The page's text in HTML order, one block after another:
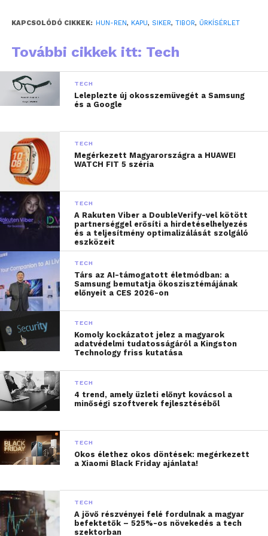
fényjelenséget. Ezek az első felhők feletti
Földmegfigyelési kísérlet keretében figyeltek meg
és azonosítottak. Hozzátette, hogy számos
felvételhez később kapnak hozzáférést, de a
meglévőkben is számítanak további FEF
kísérlet már nem zárul eredménytelenül, hiszen a
gyűrűlidérceken kívül sok villámfény is
egyértelműen látható a képkockákon. Az űrből
készült felvételek egyebek mellett várhatóan a földi
villámészlelő hálózatok észlelési hatásfokának
ellenőrzésére, valamint a zivatarok elektromos
aktivitásának az éghajlatkutatásban való
felhasználására is alkalmasak lesznek.
A HUN-REN Rényi Alfréd Matematikai
Kutatóintézetnek egy új nyomkövetési módszerrel
kapcsolatos méréseket végzett az űrben Kapu Tibor.
Kornyik Miklós, a projekt vezetője, a kutatóintézet
egy hosszabb mérésre is volt lehetőség, amelyben 2
teljes orbit alatti kalibrációs adatot mentett le az
applikációjuk. „Mindkét esetben az adatbázist
sikeresen feltöltötte Tibor az Axiom felhőjébe. Az
KAPCSOLÓDÓ CIKKEK: HUN-REN, KAPU, SIKER, TIBOR, ŰRKÍSÉRLET
További cikkek itt: Tech
TECH
Leleplezte új okosszemüvegét a Samsung
és a Google
TECH
Megérkezett Magyarországra a HUAWEI
WATCH FIT 5 széria
TECH
A Rakuten Viber a DoubleVerify-vel kötött
partnerséggel erősíti a hirdetéselhelyezés
és a teljesítmény optimalizálását szolgáló
eszközeit
TECH
Társ az AI-támogatott életmódban: a
Samsung bemutatja ökoszisztémájának
előnyeit a CES 2026-on
TECH
Komoly kockázatot jelez a magyarok
adatvédelmi tudatosságáról a Kingston
Technology friss kutatása
TECH
4 trend, amely üzleti előnyt kovácsol a
minőségi szoftverek fejlesztéséből
TECH
Okos élethez okos döntések: megérkezett
a Xiaomi Black Friday ajánlata!
TECH
A jövő részvényei felé fordulnak a magyar
befektetők – 525%-os növekedés a tech
szektorban